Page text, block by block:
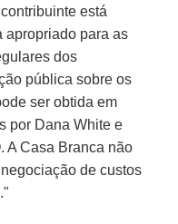
está
apropriado para as
dos
pública sobre os
ser obtida em
por Dana White e
A Casa Branca não
de custos